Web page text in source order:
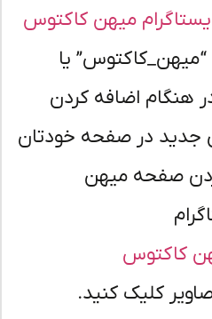
میهن کاکتوس
یا
اضافه کردن
در صفحه خودتان
صفحه میهن
کلیک کنید.